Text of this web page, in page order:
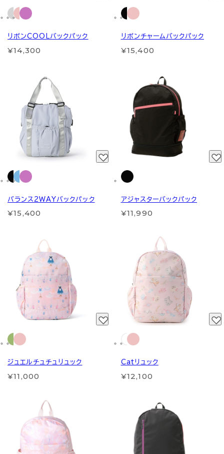
リボンCOOLバックパック
¥14,300
リボンチャームバックパック
¥15,400
バランス2WAYバックパック
¥15,400
アジャスターバックパック
¥11,990
ジュエルチュチュリュック
¥11,000
Catリュック
¥12,100